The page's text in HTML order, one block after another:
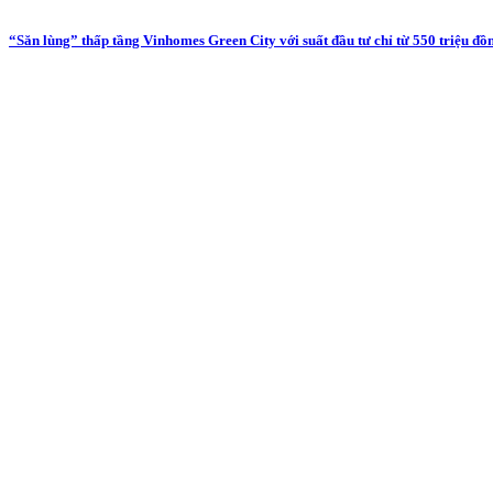
“Săn lùng” thấp tầng Vinhomes Green City với suất đầu tư chỉ từ 550 triệu